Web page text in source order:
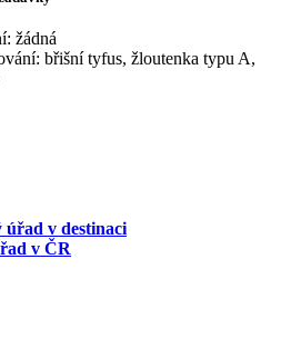
žádná
břišní tyfus, žloutenka typu A,
úřad v destinaci
v ČR